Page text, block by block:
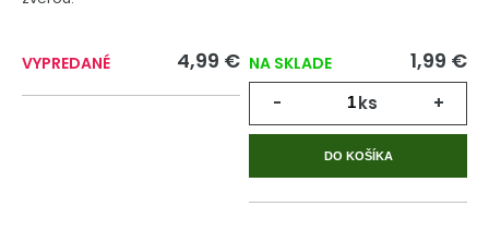
VYPREDANÉ 4,99 € NA SKLADE 1,99 €
- ks +
DO KOŠÍKA